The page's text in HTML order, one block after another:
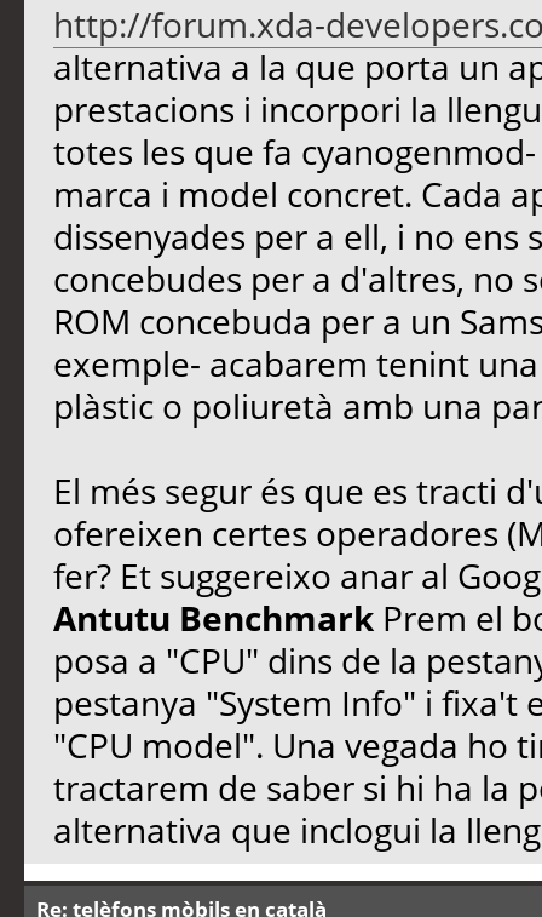
http://forum.xda-
alternativa a la que porta un
prestacions i incorpori la
totes les que fa
marca i model concret. Cada
dissenyades per a ell, i no ens
concebudes per a d'altres, no
ROM concebuda per a un
exemple- acabarem tenint
plàstic o poliuretà amb una
El més segur és que es tracti
ofereixen certes operadores
fer? Et suggereixo anar al
Antutu BenchmarkPrem el
posa a "CPU" dins de la
pestanya "System Info" i fixa't
"CPU model". Una vegada ho
tractarem de saber si hi ha la
alternativa que inclogui la
Re: telèfons mòbils en català